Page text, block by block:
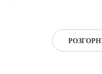
całkowitej 13,75 m2,
– zadaszonego balkonu